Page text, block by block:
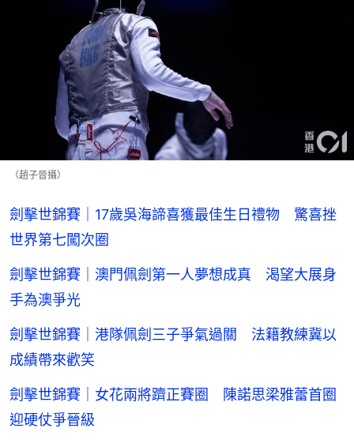
（趙子晉攝）
劍擊世錦賽｜17歲吳海諦喜獲最佳生日禮物 驚喜挫
世界第七闖次圈
劍擊世錦賽｜澳門佩劍第一人夢想成真 渴望大展身
手為澳爭光
劍擊世錦賽｜港隊佩劍三子爭氣過關 法籍教練冀以
成績帶來歡笑
劍擊世錦賽｜女花兩將躋正賽圈 陳諾思梁雅蕾首圈
迎硬仗爭晉級